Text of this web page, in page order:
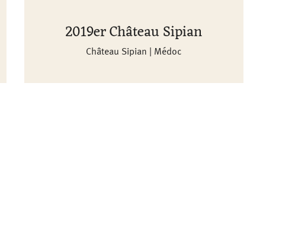
2019er Château Sipian
Château Sipian | Médoc